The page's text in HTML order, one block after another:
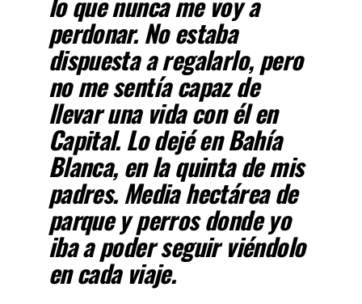
perdonar. No estaba
dispuesta a regalarlo, pero
no me sentía capaz de
llevar una vida con él en
Capital. Lo dejé en Bahía
Blanca, en la quinta de mis
padres. Media hectárea de
parque y perros donde yo
iba a poder seguir viéndolo
en cada viaje.